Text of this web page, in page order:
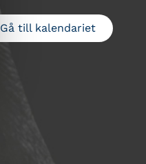
Gå till kalendariet